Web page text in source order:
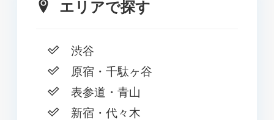
エリアで探す
渋谷
原宿・千駄ヶ谷
表参道・青山
新宿・代々木